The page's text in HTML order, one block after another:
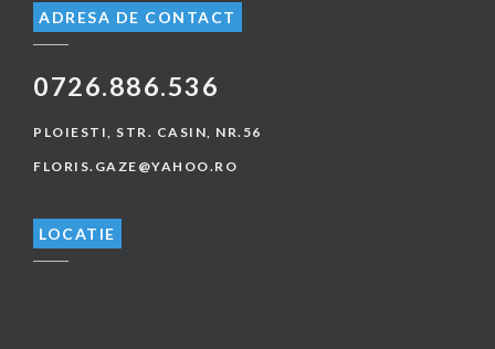
ADRESA DE CONTACT
0726.886.536
PLOIESTI, STR. CASIN, NR.56
FLORIS.GAZE@YAHOO.RO
LOCATIE